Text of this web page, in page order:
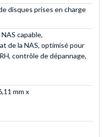
disques prises en charge
capable,
de la NAS, optimisé pour
contrôle de dépannage,
mm x